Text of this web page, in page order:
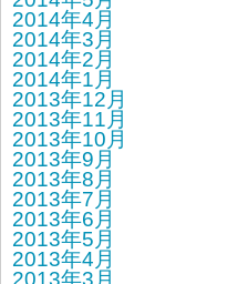
2014年4月
2014年3月
2014年2月
2014年1月
2013年12月
2013年11月
2013年10月
2013年9月
2013年8月
2013年7月
2013年6月
2013年5月
2013年4月
2013年3月